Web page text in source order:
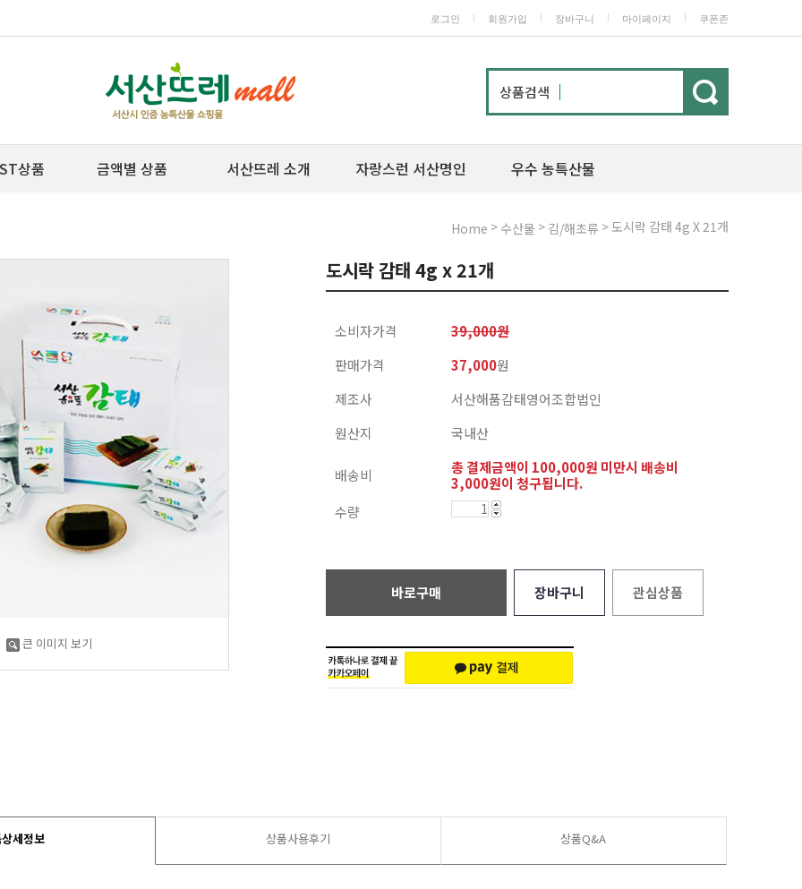
로그인 회원가입 장바구니 마이페이지 쿠폰존
상품검색
상품 금액별 상품 서산뜨레 소개 자랑스런 서산명인 우수 농특산물
Home > 수산물 > 김/해초류 > 도시락 감태 4g X 21개
큰 이미지 보기
도시락 감태 4g x 21개
소비자가격
39,000원
판매가격
37,000원
제조사
서산해품감태영어조합법인
원산지
국내산
배송비
총 결제금액이 100,000원 미만시 배송비
3,000원이 청구됩니다.
수량
바로구매 장바구니 관심상품
세정보 상품사용후기 상품Q&A